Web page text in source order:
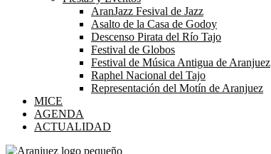
AranJazz Fesival de Jazz
Asalto de la Casa de Godoy
Descenso Pirata del Río Tajo
Festival de Globos
Festival de Música Antigua de Aranjuez
Raphel Nacional del Tajo
Representación del Motín de Aranjuez
MICE
AGENDA
ACTUALIDAD